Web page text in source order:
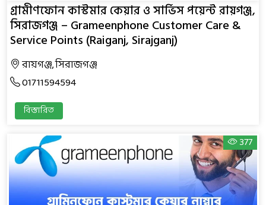
গ্রামীণফোন কাস্টমার কেয়ার ও সার্ভিস পয়েন্ট রায়গঞ্জ,
সিরাজগঞ্জ – Grameenphone Customer Care &
Service Points (Raiganj, Sirajganj)
রায়গঞ্জ, সিরাজগঞ্জ
01711594594
বিস্তারিত
377